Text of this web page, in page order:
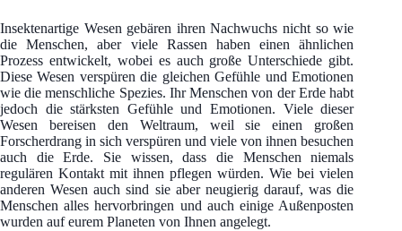
Insektenartige Wesen gebären ihren Nachwuchs nicht so wie
die Menschen, aber viele Rassen haben einen ähnlichen
Prozess entwickelt, wobei es auch große Unterschiede gibt.
Diese Wesen verspüren die gleichen Gefühle und Emotionen
wie die menschliche Spezies. Ihr Menschen von der Erde habt
jedoch die stärksten Gefühle und Emotionen. Viele dieser
Wesen bereisen den Weltraum, weil sie einen großen
Forscherdrang in sich verspüren und viele von ihnen besuchen
auch die Erde. Sie wissen, dass die Menschen niemals
regulären Kontakt mit ihnen pflegen würden. Wie bei vielen
anderen Wesen auch sind sie aber neugierig darauf, was die
Menschen alles hervorbringen und auch einige Außenposten
wurden auf eurem Planeten von Ihnen angelegt.